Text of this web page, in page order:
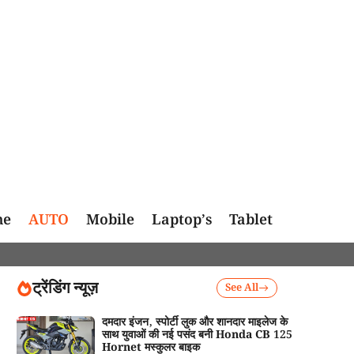
AUTO Mobile Laptop’s Tablet
ट्रेंडिंग न्यूज़ See All
दमदार इंजन, स्पोर्टी लुक और शानदार माइलेज के
साथ युवाओं की नई पसंद बनी Honda CB 125
Hornet मस्कुलर बाइक